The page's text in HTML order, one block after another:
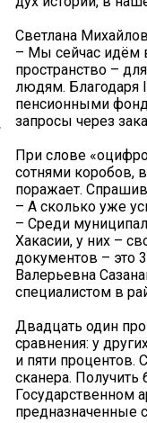
Светлана
– Мы сейчас идём
пространство –
людям. Благодаря
пенсионными
запросы через
При слове
сотнями коробов,
поражает.
– А сколько уже
– Среди
Хакасии, у них –
документов – это
Валерьевна
специалистом в
Двадцать один
сравнения: у
и пяти процентов.
сканера.
Государственном
предназначенные